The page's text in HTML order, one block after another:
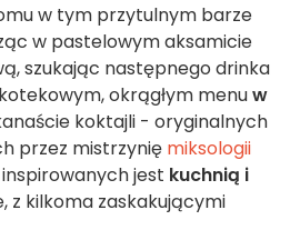
w tym przytulnym barze
w pastelowym aksamicie
szukając następnego drinka
okrągłym menuw
koktajli - oryginalnych
przez mistrzynię miksologii
jest kuchnią i
z kilkoma zaskakującymi